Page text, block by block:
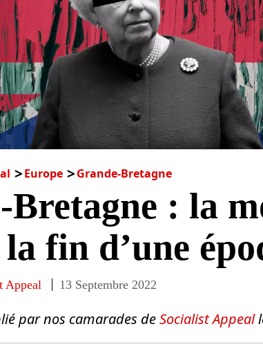
Europe Grande-Bretagne
Bretagne : la
fin d’une
Appeal 13 Septembre 2022
par nos camarades deSocialist Appeal